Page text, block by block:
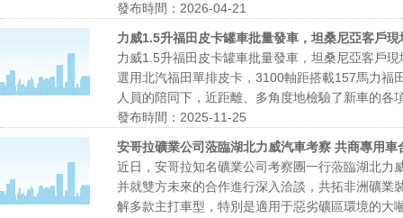
發布時間：2026-04-21
力威1.5升福田皮卡罐車批量發車，坦桑尼亞客戶現
力威1.5升福田皮卡罐車批量發車，坦桑尼亞客戶
選用北汽福田單排皮卡，3100軸距搭載157馬力福
人員的陪同下，近距離、多角度地檢驗了新車的各
發布時間：2025-11-25
安哥拉礦業公司蒞臨湖北力威汽車考察 共商專用車
近日，安哥拉知名礦業公司考察團一行蒞臨湖北力
并就雙方未來的合作進行深入洽談，共拓非洲礦
解多款主打車型，特別是適用于惡劣礦區環境的大